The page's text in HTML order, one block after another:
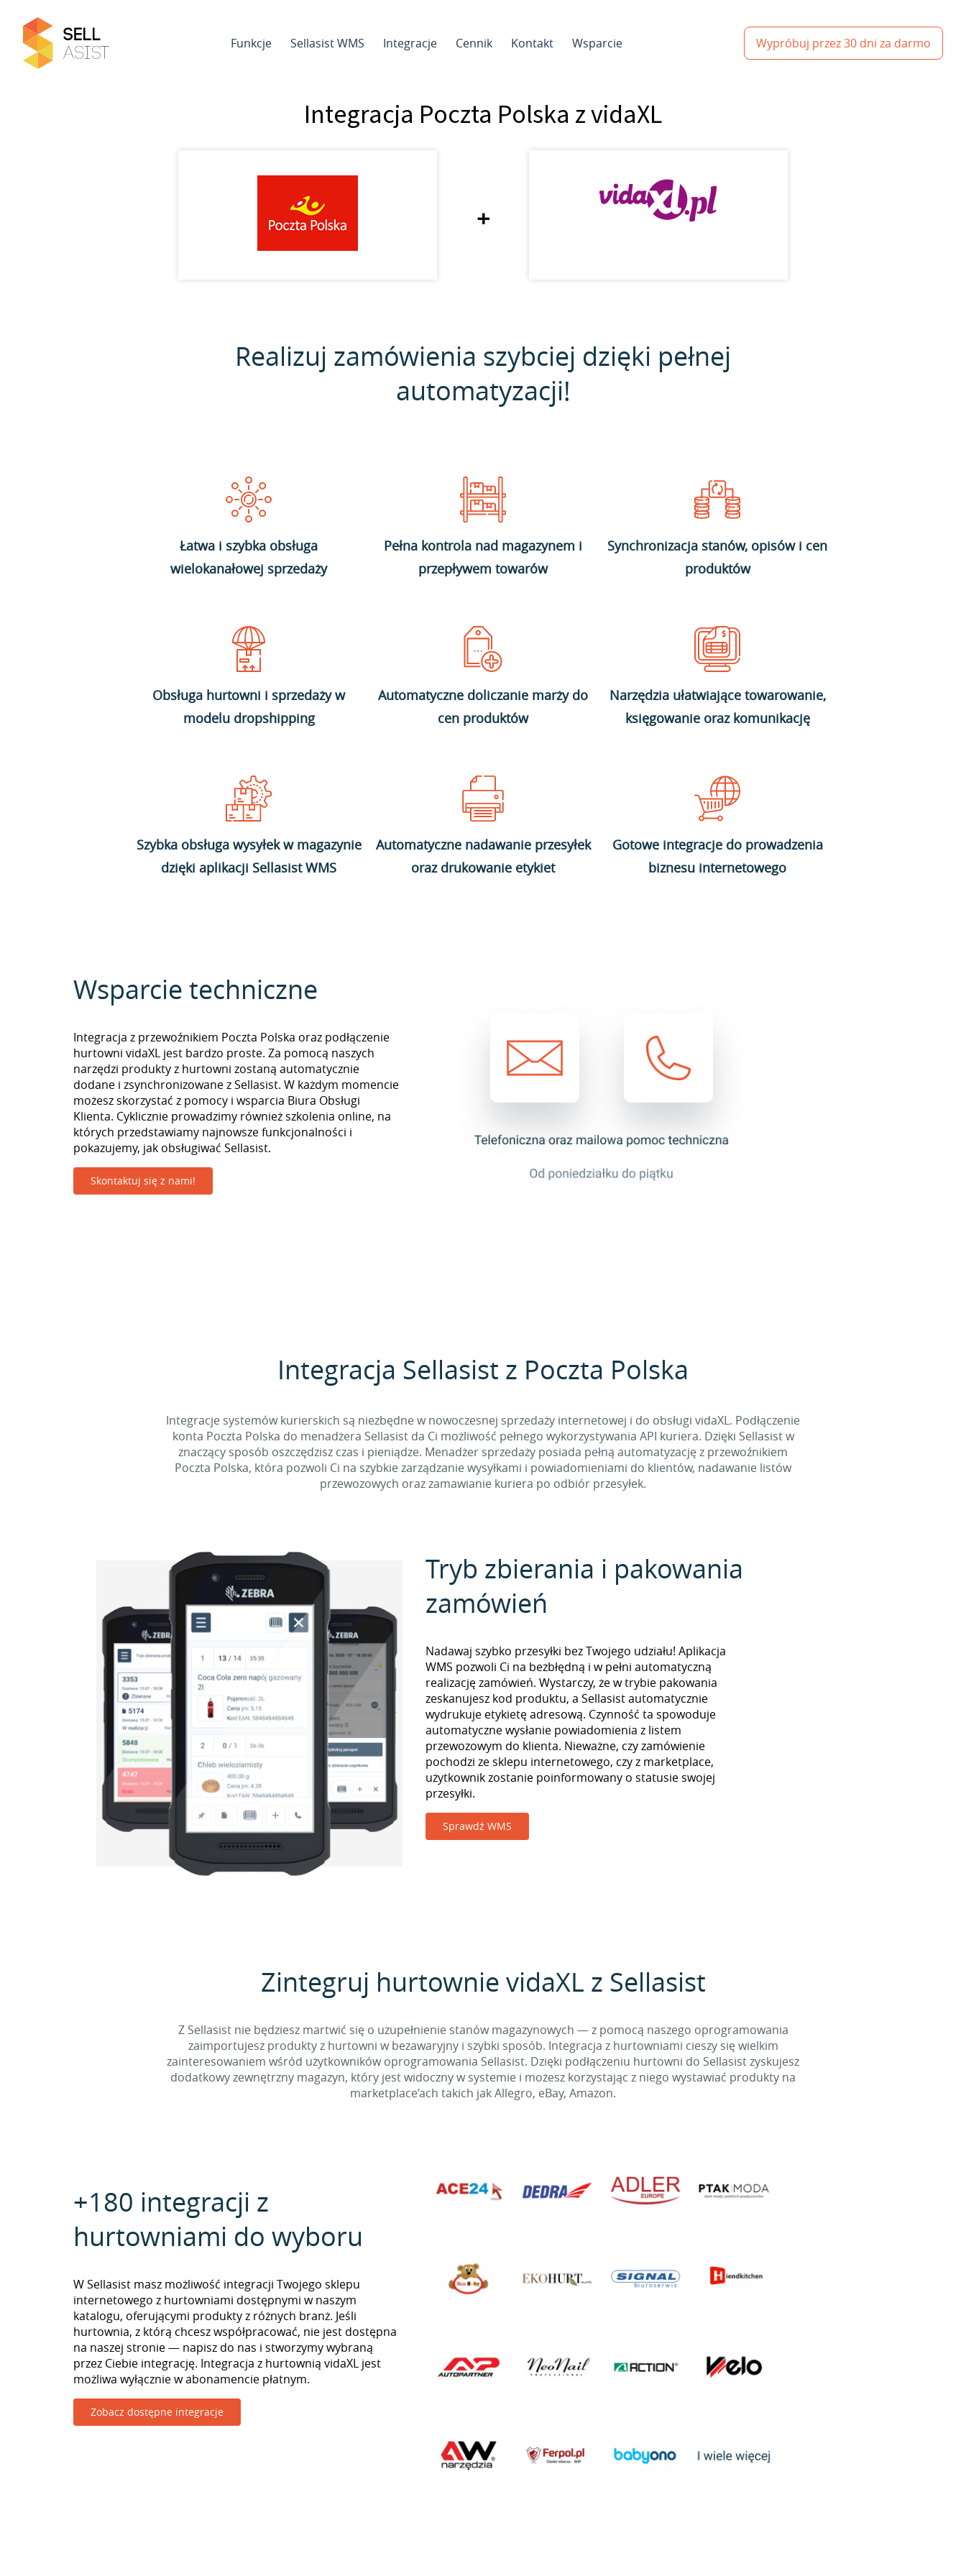
Funkcje Sellasist WMS Integracje Cennik Kontakt Wsparcie Wypróbuj przez 30 dni za darmo
Integracja Poczta Polska z vidaXL
+
Realizuj zamówienia szybciej dzięki pełnej
automatyzacji!
Łatwa i szybka obsługa
wielokanałowej sprzedaży
Pełna kontrola nad magazynem i
przepływem towarów
Synchronizacja stanów, opisów i cen
produktów
Obsługa hurtowni i sprzedaży w
modelu dropshipping
Automatyczne doliczanie marży do
cen produktów
Narzędzia ułatwiające towarowanie,
księgowanie oraz komunikację
Szybka obsługa wysyłek w magazynie
dzięki aplikacji Sellasist WMS
Automatyczne nadawanie przesyłek
oraz drukowanie etykiet
Gotowe integracje do prowadzenia
biznesu internetowego
Wsparcie techniczne
Integracja z przewoźnikiem Poczta Polska oraz podłączenie
hurtowni vidaXL jest bardzo proste. Za pomocą naszych
narzędzi produkty z hurtowni zostaną automatycznie
dodane i zsynchronizowane z Sellasist. W każdym momencie
możesz skorzystać z pomocy i wsparcia Biura Obsługi
Klienta. Cyklicznie prowadzimy również szkolenia online, na
których przedstawiamy najnowsze funkcjonalności i
pokazujemy, jak obsługiwać Sellasist.
Skontaktuj się z nami!
Integracja Sellasist z Poczta Polska
Integracje systemów kurierskich są niezbędne w nowoczesnej sprzedaży internetowej i do obsługi vidaXL. Podłączenie
konta Poczta Polska do menadżera Sellasist da Ci możliwość pełnego wykorzystywania API kuriera. Dzięki Sellasist w
znaczący sposób oszczędzisz czas i pieniądze. Menadżer sprzedaży posiada pełną automatyzację z przewoźnikiem
Poczta Polska, która pozwoli Ci na szybkie zarządzanie wysyłkami i powiadomieniami do klientów, nadawanie listów
przewozowych oraz zamawianie kuriera po odbiór przesyłek.
Tryb zbierania i pakowania
zamówień
Nadawaj szybko przesyłki bez Twojego udziału! Aplikacja
WMS pozwoli Ci na bezbłędną i w pełni automatyczną
realizację zamówień. Wystarczy, że w trybie pakowania
zeskanujesz kod produktu, a Sellasist automatycznie
wydrukuje etykietę adresową. Czynność ta spowoduje
automatyczne wysłanie powiadomienia z listem
przewozowym do klienta. Nieważne, czy zamówienie
pochodzi ze sklepu internetowego, czy z marketplace,
użytkownik zostanie poinformowany o statusie swojej
przesyłki.
Sprawdź WMS
Zintegruj hurtownie vidaXL z Sellasist
Z Sellasist nie będziesz martwić się o uzupełnienie stanów magazynowych — z pomocą naszego oprogramowania
zaimportujesz produkty z hurtowni w bezawaryjny i szybki sposób. Integracja z hurtowniami cieszy się wielkim
zainteresowaniem wśród użytkowników oprogramowania Sellasist. Dzięki podłączeniu hurtowni do Sellasist zyskujesz
dodatkowy zewnętrzny magazyn, który jest widoczny w systemie i możesz korzystając z niego wystawiać produkty na
marketplace’ach takich jak Allegro, eBay, Amazon.
+180 integracji z
hurtowniami do wyboru
W Sellasist masz możliwość integracji Twojego sklepu
internetowego z hurtowniami dostępnymi w naszym
katalogu, oferującymi produkty z różnych branż. Jeśli
hurtownia, z którą chcesz współpracować, nie jest dostępna
na naszej stronie — napisz do nas i stworzymy wybraną
przez Ciebie integrację. Integracja z hurtownią vidaXL jest
możliwa wyłącznie w abonamencie płatnym.
Zobacz dostępne integracje